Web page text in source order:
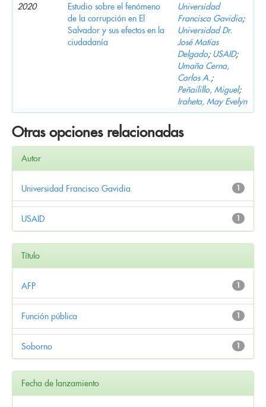
2020
Estudio sobre el fenómeno
de la corrupción en El
Salvador y sus efectos en la
ciudadanía
Universidad
Francisco Gavidia;
Universidad Dr.
José Matías
Delgado; USAID;
Umaña Cerna,
Carlos A.;
Peñailillo, Miguel;
Iraheta, May Evelyn
Otras opciones relacionadas
Autor
1
Universidad Francisco Gavidia
1
USAID
Título
1
AFP
1
Función pública
1
Soborno
Fecha de lanzamiento